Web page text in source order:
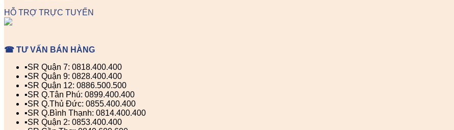
HỖ TRỢ TRỰC TUYẾN
☎ TƯ VẤN BÁN HÀNG
▪️SR Quận 7: 0818.400.400
▪️SR Quận 9: 0828.400.400
▪️SR Quận 12: 0886.500.500
▪️SR Q.Tân Phú: 0899.400.400
▪️SR Q.Thủ Đức: 0855.400.400
▪️SR Q.Bình Thạnh: 0814.400.400
▪️SR Quận 2: 0853.400.400